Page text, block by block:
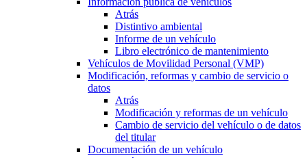
Atrás
Distintivo ambiental
Informe de un vehículo
Libro electrónico de mantenimiento
Vehículos de Movilidad Personal (VMP)
Modificación, reformas y cambio de servicio o
datos
Atrás
Modificación y reformas de un vehículo
Cambio de servicio del vehículo o de datos
del titular
Documentación de un vehículo